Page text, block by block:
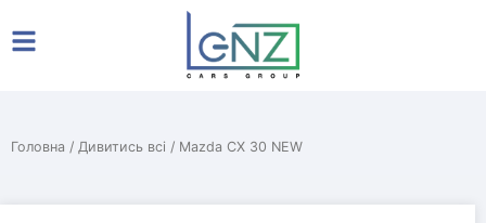
Головна / Дивитись всі / Mazda CX 30 NEW